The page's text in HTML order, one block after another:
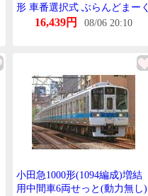
形 車番選択式 ぶらんどまーく
付き 増結 4両 編成せっと 動
16,439円 08/06 20:10
小田急1000形(1094編成)増結
用中間車6両せっと(動力無し)